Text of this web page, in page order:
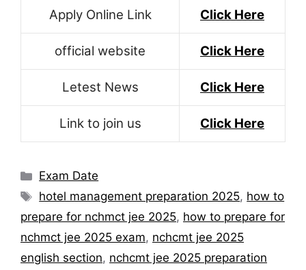
Apply Online Link Click Here
official website Click Here
Letest News Click Here
Link to join us Click Here
Categories
Exam Date
Tags
hotel management preparation 2025, how to
prepare for nchmct jee 2025, how to prepare for
nchmct jee 2025 exam, nchcmt jee 2025
english section, nchcmt jee 2025 preparation